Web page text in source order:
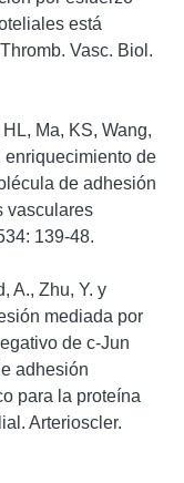
está
Vasc. Biol.
Ma, KS, Wang,
enriquecimiento de
de adhesión
vasculares
139-48.
A., Zhu, Y. y
mediada por
de c-Jun
adhesión
para la proteína
Arterioscler.